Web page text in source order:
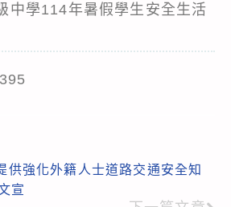
中學114年暑假學生安全生活
395
供強化外籍人士道路交通安全知
宣